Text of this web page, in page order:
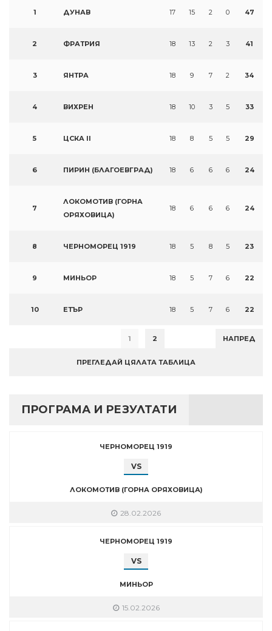
1 ДУНАВ 17 15 2 0 47
2 ФРАТРИЯ 18 13 2 3 41
3 ЯНТРА 18 9 7 2 34
4 ВИХРЕН 18 10 3 5 33
5 ЦСКА II 18 8 5 5 29
6 ПИРИН (БЛАГОЕВГРАД) 18 6 6 6 24
7
ЛОКОМОТИВ (ГОРНА
ОРЯХОВИЦА)
18 6 6 6 24
8 ЧЕРНОМОРЕЦ 1919 18 5 8 5 23
9 МИНЬОР 18 5 7 6 22
10 ЕТЪР 18 5 7 6 22
1 2 НАПРЕД
ПРЕГЛЕДАЙ ЦЯЛАТА ТАБЛИЦА
ПРОГРАМА И РЕЗУЛТАТИ
ЧЕРНОМОРЕЦ 1919
VS
ЛОКОМОТИВ (ГОРНА ОРЯХОВИЦА)
28.02.2026
ЧЕРНОМОРЕЦ 1919
VS
МИНЬОР
15.02.2026